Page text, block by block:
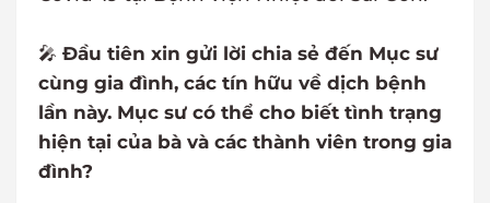
🎤 Đầu tiên xin gửi lời chia sẻ đến Mục sư
cùng gia đình, các tín hữu về dịch bệnh
lần này. Mục sư có thể cho biết tình trạng
hiện tại của bà và các thành viên trong gia
đình?